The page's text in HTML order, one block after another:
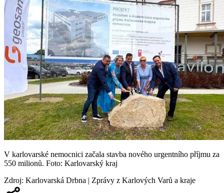
V karlovarské nemocnici začala stavba nového urgentního příjmu za
550 milionů. Foto: Karlovarský kraj
Zdroj: Karlovarská Drbna | Zprávy z Karlových Varů a kraje